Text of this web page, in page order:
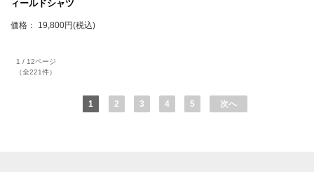
ィールドシャツ
価格： 19,800円(税込)
1 / 12ページ
（全221件）
1 2 3 4 5 次へ